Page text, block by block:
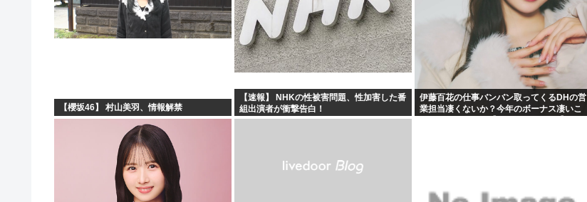
【櫻坂46】 村山美羽、情報解禁
【速報】 NHKの性被害問題、性加害した番
組出演者が衝撃告白！
伊藤百花の仕事バンバン取ってくるDHの営
業担当凄くないか？今年のボーナス凄いこ